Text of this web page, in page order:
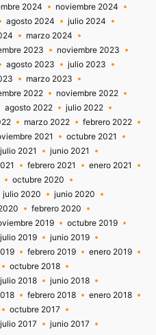
2024
noviembre 2024
agosto 2024
julio 2024
marzo 2024
2023
noviembre 2023
agosto 2023
julio 2023
marzo 2023
2022
noviembre 2022
agosto 2022
julio 2022
marzo 2022
febrero 2022
2021
octubre 2021
julio 2021
junio 2021
febrero 2021
enero 2021
octubre 2020
julio 2020
junio 2020
febrero 2020
2019
octubre 2019
julio 2019
junio 2019
febrero 2019
enero 2019
octubre 2018
julio 2018
junio 2018
febrero 2018
enero 2018
octubre 2017
julio 2017
junio 2017